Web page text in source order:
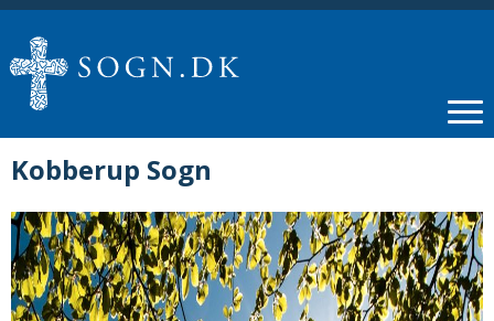
Kobberup Sogn